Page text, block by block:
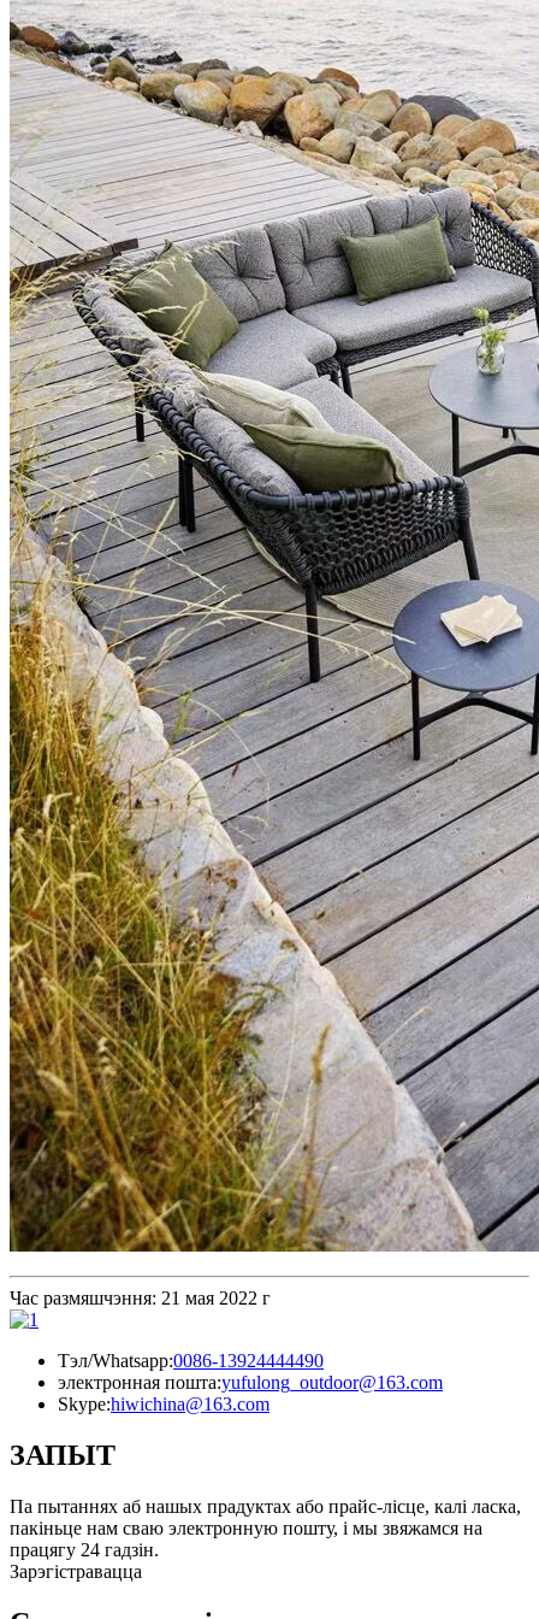
Час размяшчэння: 21 мая 2022 г
Тэл/Whatsapp:0086-13924444490
электронная пошта:yufulong_outdoor@163.com
Skype:hiwichina@163.com
ЗАПЫТ
Па пытаннях аб нашых прадуктах або прайс-лісце, калі ласка,
пакіньце нам сваю электронную пошту, і мы звяжамся на
працягу 24 гадзін.
Зарэгістравацца